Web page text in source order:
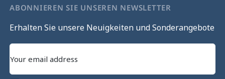
ABONNIEREN SIE UNSEREN NEWSLETTER
Erhalten Sie unsere Neuigkeiten und Sonderangebote